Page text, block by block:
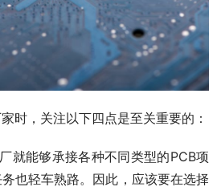
时，关注以下四点是至关重要的：
就能够承接各种不同类型的PCB项
也轻车熟路。因此，应该要在选择